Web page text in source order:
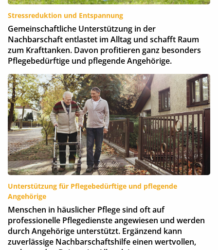
Stressreduktion und Entspannung
Gemeinschaftliche Unterstützung in der
Nachbarschaft entlastet im Alltag und schafft Raum
zum Krafttanken. Davon profitieren ganz besonders
Pflegebedürftige und pflegende Angehörige.
Unterstützung für Pflegebedürftige und pflegende
Angehörige
Menschen in häuslicher Pflege sind oft auf
professionelle Pflegedienste angewiesen und werden
durch Angehörige unterstützt. Ergänzend kann
zuverlässige Nachbarschaftshilfe einen wertvollen,